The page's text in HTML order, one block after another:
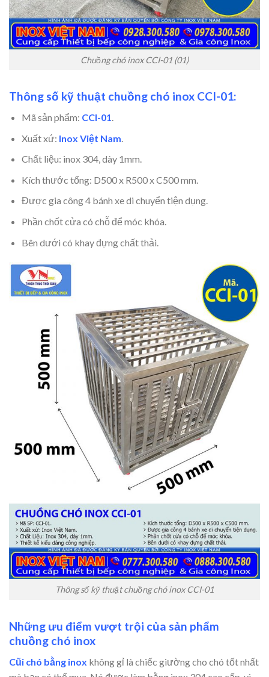
Chuồng chó inox CCI-01 (01)
Thông số kỹ thuật chuồng chó inox CCI-01:
Mã sản phẩm: CCI-01.
Xuất xứ: Inox Việt Nam
Chất liệu: inox 304, dày 1mm.
Kích thước tổng: D500 x R500 x C500 mm.
Được gia công 4 bánh xe di chuyển tiện dụng.
Phần chốt cửa có chỗ để móc khóa.
Bên dưới có khay đựng chất thải.
Thông số kỹ thuật chuồng chó inox CCI-01
Những ưu điểm vượt trội của sản phẩm
chuồng chó inox
Cũi chó bằng inox không gỉ là chiếc giường cho chó tốt nhất